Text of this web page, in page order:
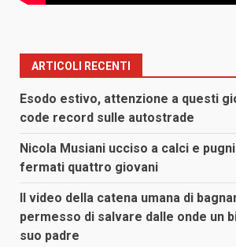
ARTICOLI RECENTI
Esodo estivo, attenzione a questi
code record sulle autostrade
Nicola Musiani ucciso a calci e
fermati quattro giovani
Il video della catena umana di
permesso di salvare dalle onde un
suo padre